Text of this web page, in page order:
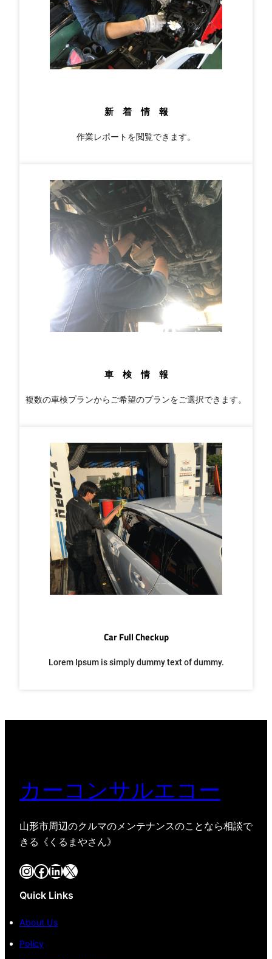
新 着 情 報
作業レポートを閲覧できます。
車 検 情 報
複数の車検プランからご希望のプランをご選択できます。
Car Full Checkup
Lorem Ipsum is simply dummy text of dummy.
カーコンサルエコー
山形市周辺のクルマのメンテナンスのことなら相談で
きる《くるまやさん》
InstagramFacebook LinkedIn X
Quick Links
About Us
Policy